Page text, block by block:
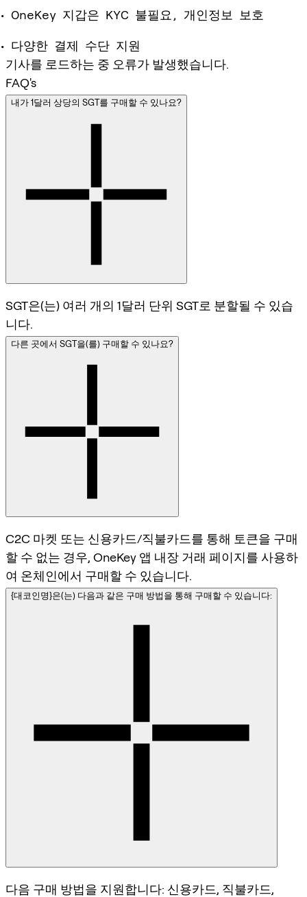
OneKey 지갑은 KYC 불필요, 개인정보 보호
다양한 결제 수단 지원
기사를 로드하는 중 오류가 발생했습니다.
FAQ's
내가 1달러 상당의 SGT를 구매할 수 있나요?
SGT은(는) 여러 개의 1달러 단위 SGT로 분할될 수 있습
니다.
다른 곳에서 SGT을(를) 구매할 수 있나요?
C2C 마켓 또는 신용카드/직불카드를 통해 토큰을 구매
할 수 없는 경우, OneKey 앱 내장 거래 페이지를 사용하
여 온체인에서 구매할 수 있습니다.
{대코인명}은(는) 다음과 같은 구매 방법을 통해 구매할 수 있습니다:
다음 구매 방법을 지원합니다: 신용카드, 직불카드,